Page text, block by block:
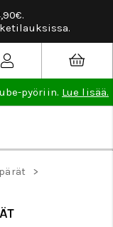
pyöriin. Lue lisää.
>